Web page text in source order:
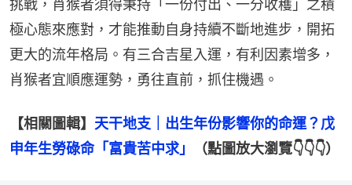
挑戰，肖猴者須得秉持「一份付出、一分收穫」之積
極心態來應對，才能推動自身持續不斷地進步，開拓
更大的流年格局。有三合吉星入運，有利因素增多，
肖猴者宜順應運勢，勇往直前，抓住機遇。
【相關圖輯】 天干地支｜出生年份影響你的命運？戊
申年生勞碌命「富貴苦中求」
（點圖放大瀏覽👇👇👇）